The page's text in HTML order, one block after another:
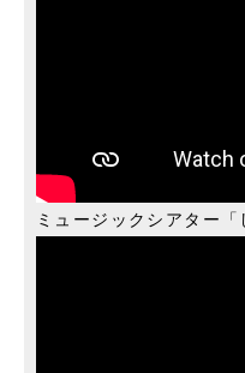
ミュージックシアター